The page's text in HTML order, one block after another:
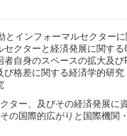
とインフォーマルセクター
クターと経済発展に関する
自身のスペースの拡大及
格差に関する経済学的研究
ター、及びその経済発展
の国際的広がりと国際機関